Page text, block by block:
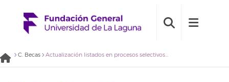
C. Becas Actualización listados en procesos selectivos: 2025BDB011 y 2025BDE035 [22/09/2025]